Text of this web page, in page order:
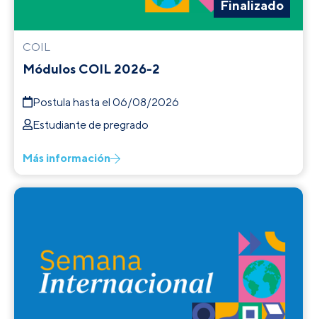
Finalizado
COIL
Módulos COIL 2026-2
Postula hasta el 06/08/2026
Estudiante de pregrado
Más información